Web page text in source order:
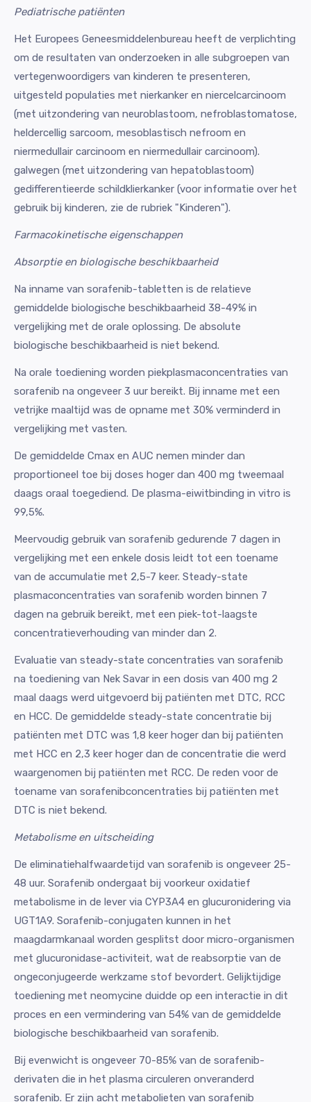
Pediatrische patiënten
Het Europees Geneesmiddelenbureau heeft de verplichting
om de resultaten van onderzoeken in alle subgroepen van
vertegenwoordigers van kinderen te presenteren,
uitgesteld populaties met nierkanker en niercelcarcinoom
(met uitzondering van neuroblastoom, nefroblastomatose,
heldercellig sarcoom, mesoblastisch nefroom en
niermedullair carcinoom en niermedullair carcinoom).
galwegen (met uitzondering van hepatoblastoom)
gedifferentieerde schildklierkanker (voor informatie over het
gebruik bij kinderen, zie de rubriek "Kinderen").
Farmacokinetische eigenschappen
Absorptie en biologische beschikbaarheid
Na inname van sorafenib-tabletten is de relatieve
gemiddelde biologische beschikbaarheid 38-49% in
vergelijking met de orale oplossing. De absolute
biologische beschikbaarheid is niet bekend.
Na orale toediening worden piekplasmaconcentraties van
sorafenib na ongeveer 3 uur bereikt. Bij inname met een
vetrijke maaltijd was de opname met 30% verminderd in
vergelijking met vasten.
De gemiddelde Cmax en AUC nemen minder dan
proportioneel toe bij doses hoger dan 400 mg tweemaal
daags oraal toegediend. De plasma-eiwitbinding in vitro is
99,5%.
Meervoudig gebruik van sorafenib gedurende 7 dagen in
vergelijking met een enkele dosis leidt tot een toename
van de accumulatie met 2,5-7 keer. Steady-state
plasmaconcentraties van sorafenib worden binnen 7
dagen na gebruik bereikt, met een piek-tot-laagste
concentratieverhouding van minder dan 2.
Evaluatie van steady-state concentraties van sorafenib
na toediening van Nek Savar in een dosis van 400 mg 2
maal daags werd uitgevoerd bij patiënten met DTC, RCC
en HCC. De gemiddelde steady-state concentratie bij
patiënten met DTC was 1,8 keer hoger dan bij patiënten
met HCC en 2,3 keer hoger dan de concentratie die werd
waargenomen bij patiënten met RCC. De reden voor de
toename van sorafenibconcentraties bij patiënten met
DTC is niet bekend.
Metabolisme en uitscheiding
De eliminatiehalfwaardetijd van sorafenib is ongeveer 25-
48 uur. Sorafenib ondergaat bij voorkeur oxidatief
metabolisme in de lever via CYP3A4 en glucuronidering via
UGT1A9. Sorafenib-conjugaten kunnen in het
maagdarmkanaal worden gesplitst door micro-organismen
met glucuronidase-activiteit, wat de reabsorptie van de
ongeconjugeerde werkzame stof bevordert. Gelijktijdige
toediening met neomycine duidde op een interactie in dit
proces en een vermindering van 54% van de gemiddelde
biologische beschikbaarheid van sorafenib.
Bij evenwicht is ongeveer 70-85% van de sorafenib-
derivaten die in het plasma circuleren onveranderd
sorafenib. Er zijn acht metabolieten van sorafenib